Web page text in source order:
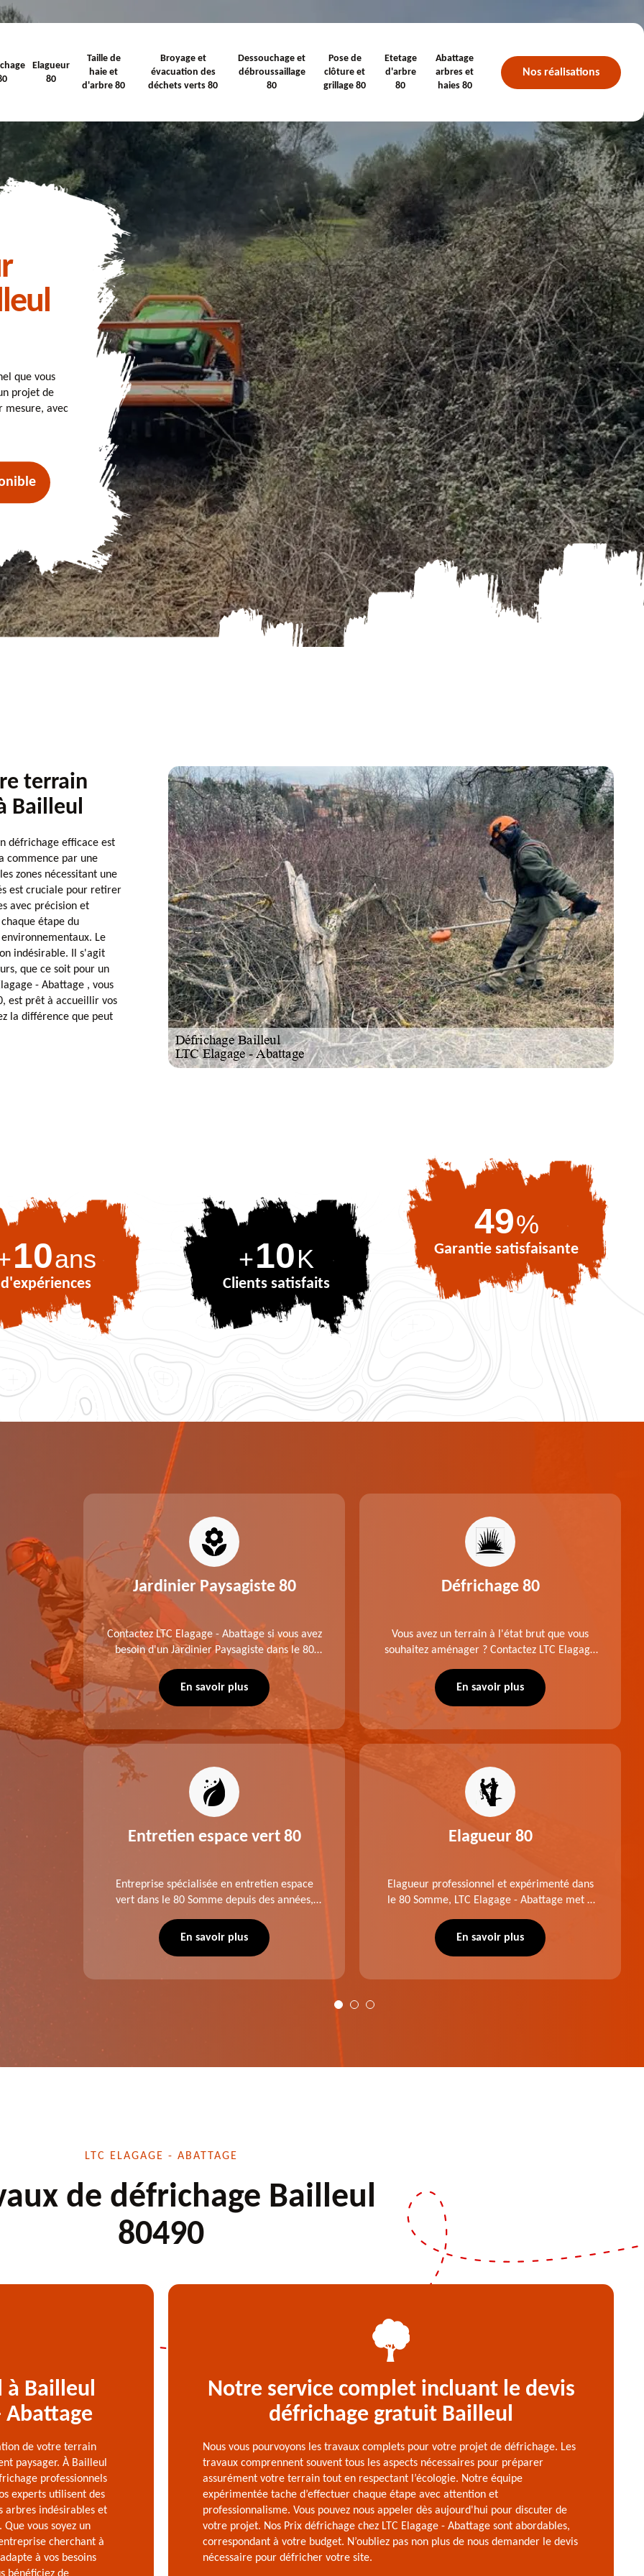
Elagueur
80
Taille de
haie et
d'arbre 80
Broyage et
évacuation des
déchets verts 80
Dessouchage et
débroussaillage
80
Pose de
clôture et
grillage 80
Etetage
d'arbre
80
Abattage
arbres et
haies 80
Nos réalisations
que vous
projet de
mesure, avec
terrain
Bailleul
défrichage efficace est
commence par une
zones nécessitant une
est cruciale pour retirer
avec précision et
étape du
Le
indésirable. Il s'agit
que ce soit pour un
- Abattage , vous
est prêt à accueillir vos
la différence que peut
10ans
d'expériences
+10K
Clients satisfaits
71%
Garantie satisfaisante
fait
jardinier
.
des
80
,
dans
Jardinier Paysagiste 80
Contactez LTC Elagage - Abattage si vous avez
besoin d'un Jardinier Paysagiste dans le 80
Somme. Chaque intervention est exécutée
selon les normes en vigueur. Découvrez un
extérieur exceptionnel grâce à notre équipe.
En savoir plus
Entretien espace vert 80
Entreprise spécialisée en entretien espace
vert dans le 80 Somme depuis des années,
d'élagage, d'abattage d'arbres, de
dessouchage et autre. Devis offert.
En savoir plus
Défrichage 80
Vous avez un terrain à l'état brut que vous
souhaitez aménager ? Contactez LTC Elagage
80 Somme. Travail suivant les règles de l'art.
En savoir plus
Elagueur 80
Elagueur professionnel et expérimenté dans
le 80 Somme, LTC Elagage - Abattage met à
notre intervention, votre espace vert sera
En savoir plus
LTC ELAGAGE - ABATTAGE
de défrichage Bailleul
80490
à Bailleul
Abattage
de votre terrain
paysager. À Bailleul
professionnels
experts utilisent des
arbres indésirables et
vous soyez un
cherchant à
à vos besoins
Notre service complet incluant le devis
défrichage gratuit Bailleul
Nous vous pourvoyons les travaux complets pour votre projet de défrichage. Les
travaux comprennent souvent tous les aspects nécessaires pour préparer
assurément votre terrain tout en respectant l’écologie. Notre équipe
expérimentée tache d’effectuer chaque étape avec attention et
professionnalisme. Vous pouvez nous appeler dès aujourd'hui pour discuter de
votre projet. Nos Prix défrichage chez LTC Elagage - Abattage sont abordables,
correspondant à votre budget. N’oubliez pas non plus de nous demander le devis
nécessaire pour défricher votre site.